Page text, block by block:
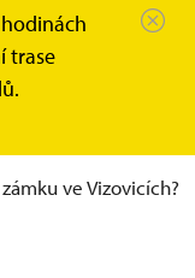
trase
ve Vizovicích?